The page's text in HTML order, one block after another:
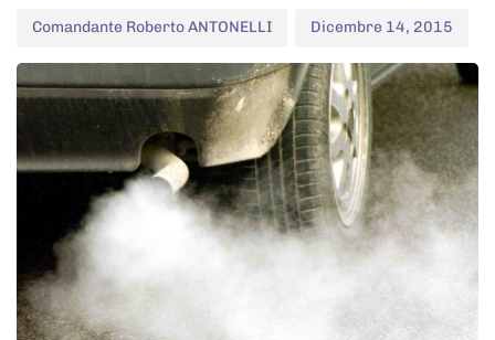
Comandante Roberto ANTONELLI Dicembre 14, 2015